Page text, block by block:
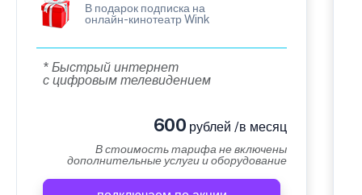
В подарок подписка на
онлайн-кинотеатр Wink
* Быстрый интернет
с цифровым телевидением
600 рублей /в месяц
В стоимость тарифа не включены
дополнительные услуги и оборудование